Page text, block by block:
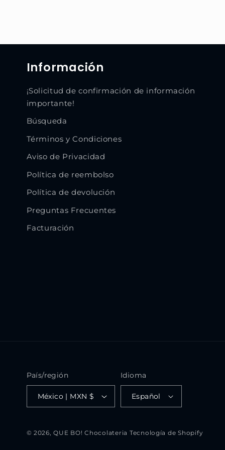
Información
¡Solicitud de confirmación de información
importante!
Búsqueda
Términos y Condiciones
Aviso de Privacidad
Política de reembolso
Política de devolución
Preguntas Frecuentes
Facturación
País/región
México | MXN $
Idioma
Español
© 2026,QUE BO! Chocolateria Tecnología de Shopify